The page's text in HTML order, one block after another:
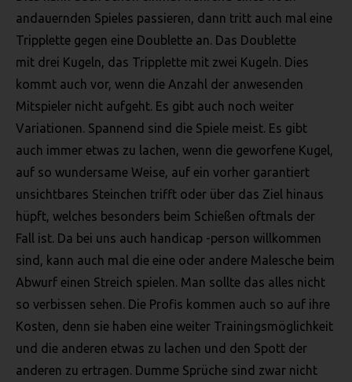
andauernden Spieles passieren, dann tritt auch mal eine
Tripplette gegen eine Doublette an. Das Doublette
mit drei Kugeln, das Tripplette mit zwei Kugeln. Dies
kommt auch vor, wenn die Anzahl der anwesenden
Mitspieler nicht aufgeht. Es gibt auch noch weiter
Variationen. Spannend sind die Spiele meist. Es gibt
auch immer etwas zu lachen, wenn die geworfene Kugel,
auf so wundersame Weise, auf ein vorher garantiert
unsichtbares Steinchen trifft oder über das Ziel hinaus
hüpft, welches besonders beim Schießen oftmals der
Fall ist. Da bei uns auch handicap -person willkommen
sind, kann auch mal die eine oder andere Malesche beim
Abwurf einen Streich spielen. Man sollte das alles nicht
so verbissen sehen. Die Profis kommen auch so auf ihre
Kosten, denn sie haben eine weiter Trainingsmöglichkeit
und die anderen etwas zu lachen und den Spott der
anderen zu ertragen. Dumme Sprüche sind zwar nicht
verstehen gibt, dass sie mit der Verarbeitung der sie
betreffenden personenbezogenen Daten einverstanden ist.
NAME UND ANSCHRIFT DES FÜR DIE
VERARBEITUNG VERANTWORTLICHEN
Verantwortlicher im Sinne der Datenschutz-Grundverordnung,
sonstiger in den Mitgliedstaaten der Europäischen Union
geltenden Datenschutzgesetze und anderer Bestimmungen mit
datenschutzrechtlichem Charakter ist:
Seniorenredaktion Wolfenbüttel
Detlef Puchert
Saffeweg 39
Telefon: 05331-929763
E-Mail:
COOKIES